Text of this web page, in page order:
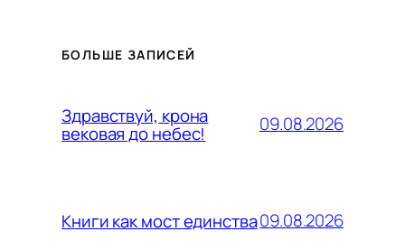
БОЛЬШЕ ЗАПИСЕЙ
Здравствуй, крона
вековая до небес! 09.08.2026
Книги как мост единства09.08.2026